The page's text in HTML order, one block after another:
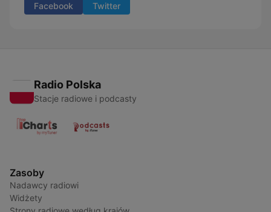
Facebook Twitter
Radio Polska
Stacje radiowe i podcasty
Zasoby
Nadawcy radiowi
Widżety